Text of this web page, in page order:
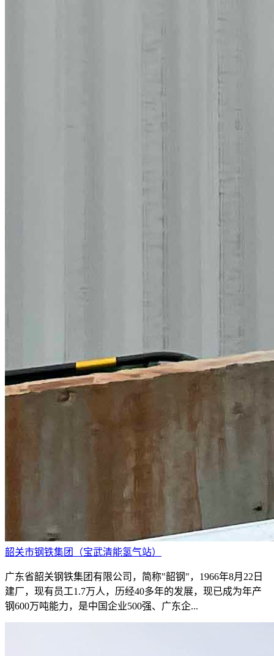
韶关市钢铁集团（宝武清能氢气站）
广东省韶关钢铁集团有限公司，简称"韶钢"，1966年8月22日
建厂，现有员工1.7万人，历经40多年的发展，现已成为年产
钢600万吨能力，是中国企业500强、广东企...